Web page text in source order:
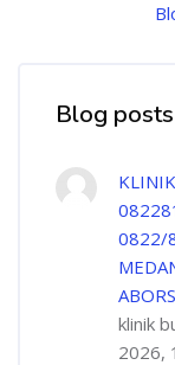
Blog posts
0822/
klinik
2026,